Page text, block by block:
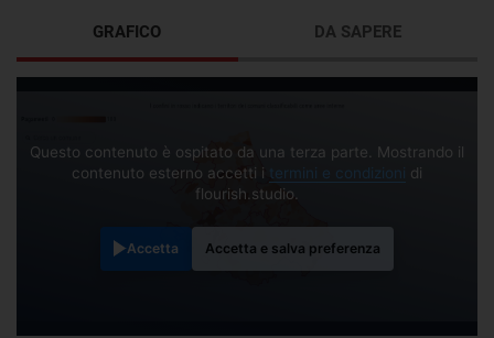
GRAFICO
Questo contenuto è ospitato da una terza parte. Mostrando il
contenuto esterno accetti i termini e condizioni di
flourish.studio.
Accetta Accetta e salva preferenza
DA SAPERE